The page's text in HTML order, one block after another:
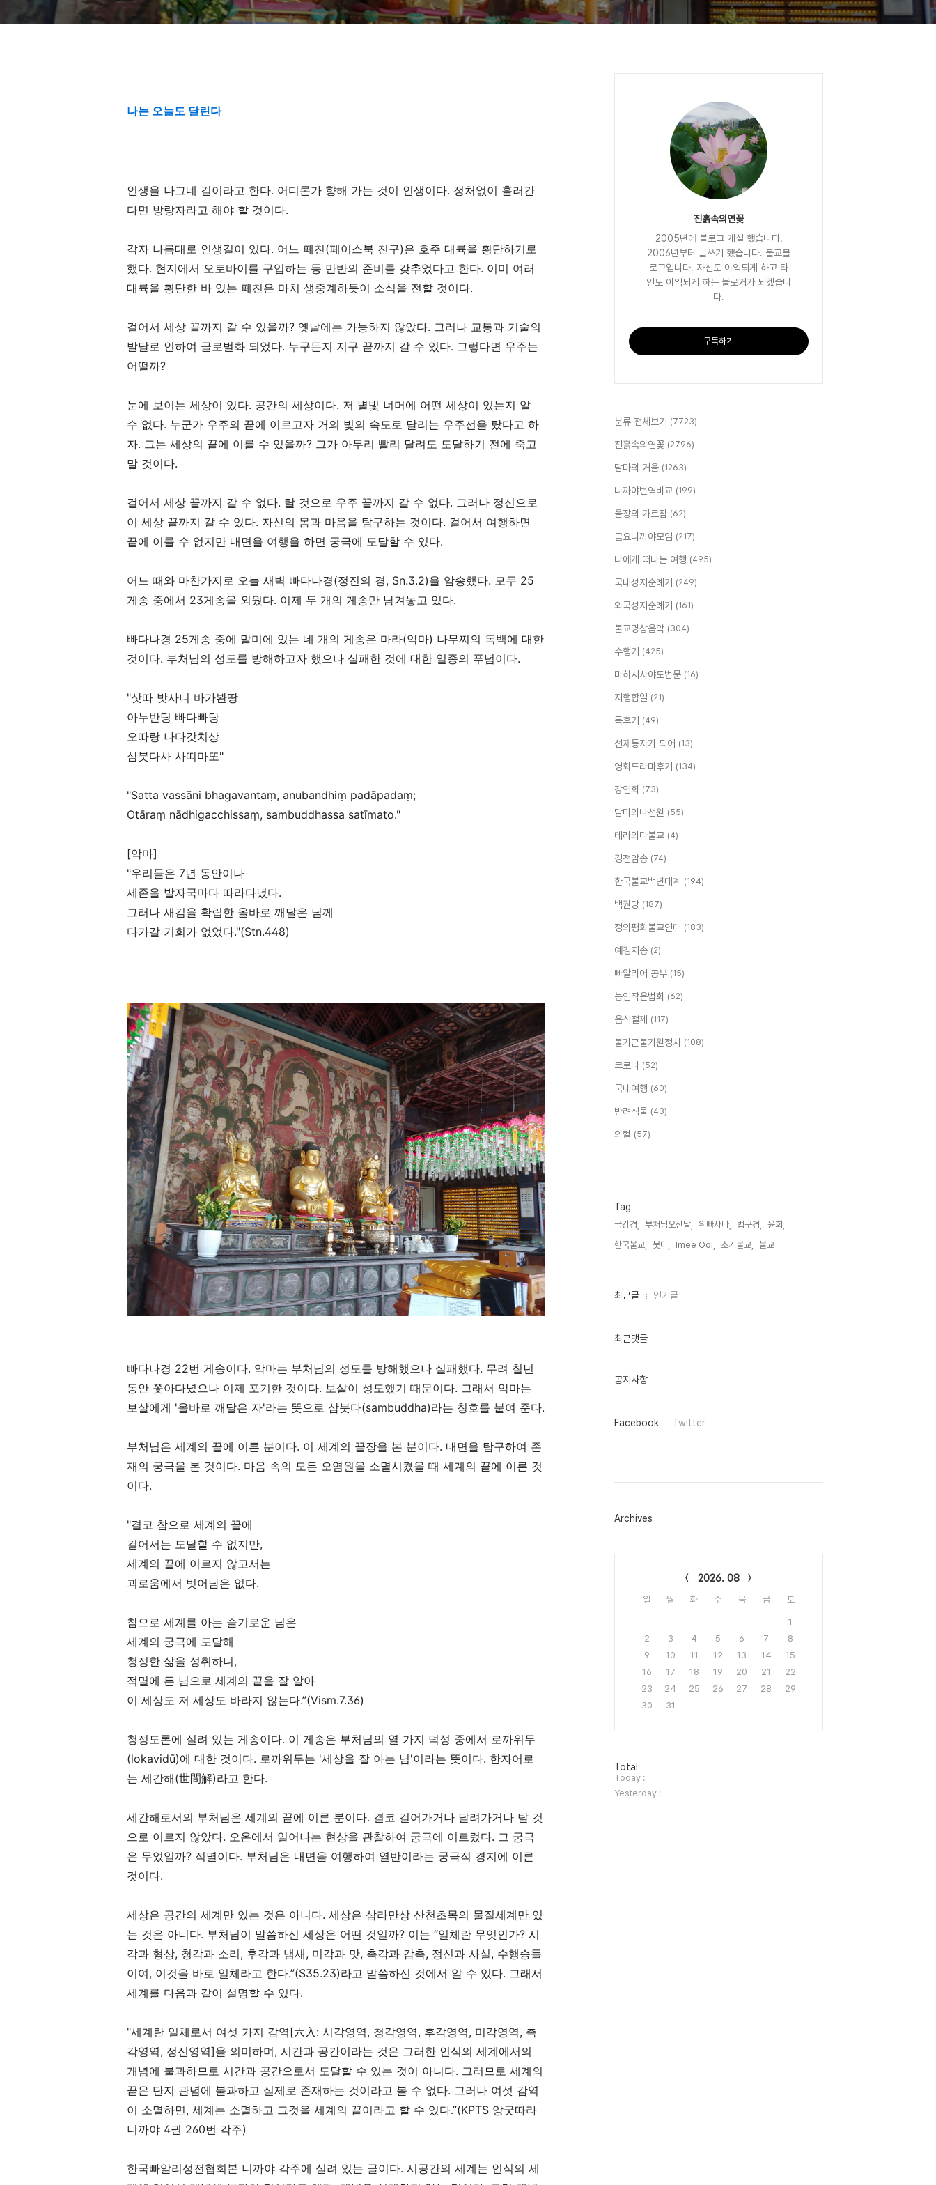
나는 오늘도 달린다
인생을 나그네 길이라고 한다. 어디론가 향해 가는 것이 인생이다. 정처없이 흘러간
다면 방랑자라고 해야 할 것이다.
각자 나름대로 인생길이 있다. 어느 페친(페이스북 친구)은 호주 대륙을 횡단하기로
했다. 현지에서 오토바이를 구입하는 등 만반의 준비를 갖추었다고 한다. 이미 여러
대륙을 횡단한 바 있는 페친은 마치 생중계하듯이 소식을 전할 것이다.
걸어서 세상 끝까지 갈 수 있을까? 옛날에는 가능하지 않았다. 그러나 교통과 기술의
발달로 인하여 글로벌화 되었다. 누구든지 지구 끝까지 갈 수 있다. 그렇다면 우주는
어떨까?
눈에 보이는 세상이 있다. 공간의 세상이다. 저 별빛 너머에 어떤 세상이 있는지 알
수 없다. 누군가 우주의 끝에 이르고자 거의 빛의 속도로 달리는 우주선을 탔다고 하
자. 그는 세상의 끝에 이를 수 있을까? 그가 아무리 빨리 달려도 도달하기 전에 죽고
말 것이다.
걸어서 세상 끝까지 갈 수 없다. 탈 것으로 우주 끝까지 갈 수 없다. 그러나 정신으로
이 세상 끝까지 갈 수 있다. 자신의 몸과 마음을 탐구하는 것이다. 걸어서 여행하면
끝에 이를 수 없지만 내면을 여행을 하면 궁극에 도달할 수 있다.
어느 때와 마찬가지로 오늘 새벽 빠다나경(정진의 경, Sn.3.2)을 암송했다. 모두 25
게송 중에서 23게송을 외웠다. 이제 두 개의 게송만 남겨놓고 있다.
빠다나경 25게송 중에 말미에 있는 네 개의 게송은 마라(악마) 나무찌의 독백에 대한
것이다. 부처님의 성도를 방해하고자 했으나 실패한 것에 대한 일종의 푸념이다.
"삿따 밧사니 바가봔땅
아누반딩 빠다빠당
오따랑 나다갓치상
삼붓다사 사띠마또"
"Satta vassāni bhagavantaṃ, anubandhiṃ padāpadaṃ;
Otāraṃ nādhigacchissaṃ, sambuddhassa satīmato."
[악마]
"우리들은 7년 동안이나
세존을 발자국마다 따라다녔다.
그러나 새김을 확립한 올바로 깨달은 님께
다가갈 기회가 없었다."(Stn.448)
빠다나경 22번 게송이다. 악마는 부처님의 성도를 방해했으나 실패했다. 무려 칠년
동안 쫓아다녔으나 이제 포기한 것이다. 보살이 성도했기 때문이다. 그래서 악마는
보살에게 '올바로 깨달은 자'라는 뜻으로 삼붓다(sambuddha)라는 칭호를 붙여 준다.
부처님은 세계의 끝에 이른 분이다. 이 세계의 끝장을 본 분이다. 내면을 탐구하여 존
재의 궁극을 본 것이다. 마음 속의 모든 오염원을 소멸시켰을 때 세계의 끝에 이른 것
이다.
"결코 참으로 세계의 끝에
걸어서는 도달할 수 없지만,
세계의 끝에 이르지 않고서는
괴로움에서 벗어남은 없다.
참으로 세계를 아는 슬기로운 님은
세계의 궁극에 도달해
청정한 삶을 성취하니,
적멸에 든 님으로 세계의 끝을 잘 알아
이 세상도 저 세상도 바라지 않는다.”(Vism.7.36)
청정도론에 실려 있는 게송이다. 이 게송은 부처님의 열 가지 덕성 중에서 로까위두
(lokavidū)에 대한 것이다. 로까위두는 '세상을 잘 아는 님'이라는 뜻이다. 한자어로
는 세간해(世間解)라고 한다.
세간해로서의 부처님은 세계의 끝에 이른 분이다. 결코 걸어가거나 달려가거나 탈 것
으로 이르지 않았다. 오온에서 일어나는 현상을 관찰하여 궁극에 이르렀다. 그 궁극
은 무었일까? 적멸이다. 부처님은 내면을 여행하여 열반이라는 궁극적 경지에 이른
것이다.
세상은 공간의 세계만 있는 것은 아니다. 세상은 삼라만상 산천초목의 물질세계만 있
는 것은 아니다. 부처님이 말씀하신 세상은 어떤 것일까? 이는 “일체란 무엇인가? 시
각과 형상, 청각과 소리, 후각과 냄새, 미각과 맛, 촉각과 감촉, 정신과 사실, 수행승들
이여, 이것을 바로 일체라고 한다.”(S35.23)라고 말씀하신 것에서 알 수 있다. 그래서
세계를 다음과 같이 설명할 수 있다.
"세계란 일체로서 여섯 가지 감역 [六入: 시각영역, 청각영역, 후각영역, 미각영역, 촉
각영역, 정신영역]을 의미하며, 시간과 공간이라는 것은 그러한 인식의 세계에서의
개념에 불과하므로 시간과 공간으로서 도달할 수 있는 것이 아니다. 그러므로 세계의
끝은 단지 관념에 불과하고 실제로 존재하는 것이라고 볼 수 없다. 그러나 여섯 감역
이 소멸하면, 세계는 소멸하고 그것을 세계의 끝이라고 할 수 있다.”(KPTS 앙굿따라
니까야 4권 260번 각주)
한국빠알리성전협회본 니까야 각주에 실려 있는 글이다. 시공간의 세계는 인식의 세
진흙속의연꽃
2005년에 블로그 개설 했습니다.
2006년부터 글쓰기 했습니다. 불교블
로그입니다. 자신도 이익되게 하고 타
인도 이익되게 하는 블로거가 되겠습니
다.
구독하기
분류 전체보기 (7723)
진흙속의연꽃 (2796)
담마의 거울 (1263)
니까야번역비교 (199)
율장의 가르침 (62)
금요니까야모임 (217)
나에게 떠나는 여행 (495)
국내성지순례기 (249)
외국성지순례기 (161)
불교명상음악 (304)
수행기 (425)
마하시사야도법문 (16)
지행합일 (21)
독후기 (49)
선재동자가 되어 (13)
영화드라마후기 (134)
강연회 (73)
담마와나선원 (55)
테라와다불교 (4)
경전암송 (74)
한국불교백년대계 (194)
백권당 (187)
정의평화불교연대 (183)
예경지송 (2)
빠알리어 공부 (15)
능인작은법회 (62)
음식절제 (117)
불가근불가원정치 (108)
코로나 (52)
국내여행 (60)
반려식물 (43)
의혈 (57)
Tag
금강경, 부처님오신날, 위빠사나, 법구경,
윤회,
한국불교,
붓다, Imee Ooi, 초기불교, 불교,
최
인
최근글 인기글
최근댓글
공지사항
페
그
Facebook Twitter
Archives
2026. 08
일 월 화 수 목 금 토
1
2
3 4 5 6 7
8
9
10 11 12 13 14
15
16
17 18 19 20 21
22
23
24 25 26 27 28
29
30
31
방
문
자
수
Total
Today :
Yesterday :